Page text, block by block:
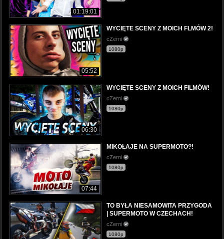
01:19:01
05:52
WYCIĘTE SCENY Z MOICH FLMÓW 2!
cZerni
1080p
06:30
WYCIĘTE SCENY Z MOICH FILMÓW!
cZerni
1080p
07:44
MIKOŁAJE NA SUPERMOTO?!
cZerni
1080p
TO BYŁA NIESAMOWITA PRZYGODA
| SUPERMOTO W CZECHACH!
cZerni
1080p